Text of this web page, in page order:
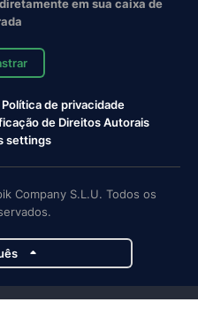
em sua caixa de
Política de privacidade
de Direitos Autorais
settings
Company S.L.U. Todos os